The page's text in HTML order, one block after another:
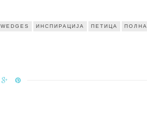
WEDGES ИНСПИРАЦИЈА ПЕТИЦА ПОЛНА